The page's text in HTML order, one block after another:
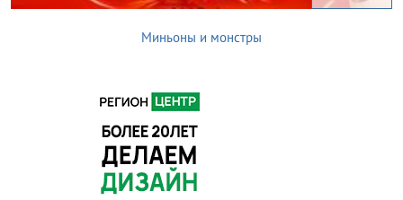
Миньоны и монстры